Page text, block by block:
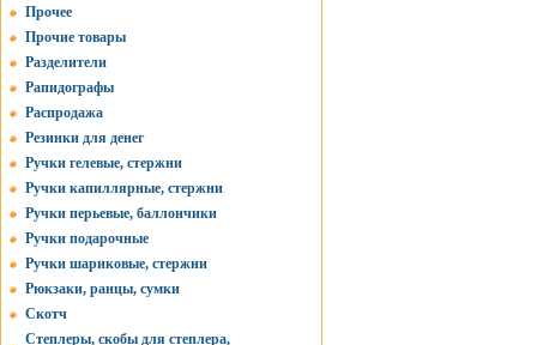
Прочее
Прочие товары
Разделители
Рапидографы
Распродажа
Резинки для денег
Ручки гелевые, стержни
Ручки капиллярные, стержни
Ручки перьевые, баллончики
Ручки подарочные
Ручки шариковые, стержни
Рюкзаки, ранцы, сумки
Скотч
Степлеры, скобы для степлера,